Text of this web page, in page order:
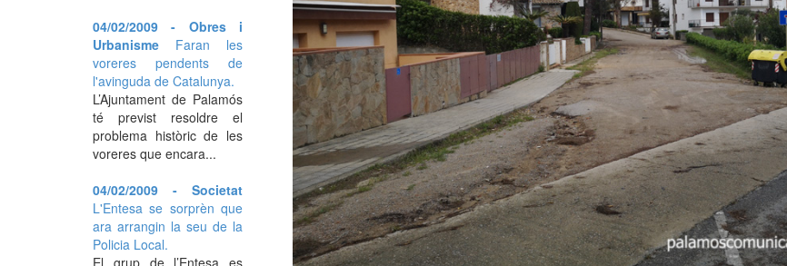
04/02/2009 - Obres i
Urbanisme Faran les
voreres pendents de
l'avinguda de Catalunya.
L’Ajuntament de Palamós
té previst resoldre el
problema històric de les
voreres que encara...
04/02/2009 - Societat
L'Entesa se sorprèn que
ara arrangin la seu de la
Policia Local.
El grup de l’Entesa es